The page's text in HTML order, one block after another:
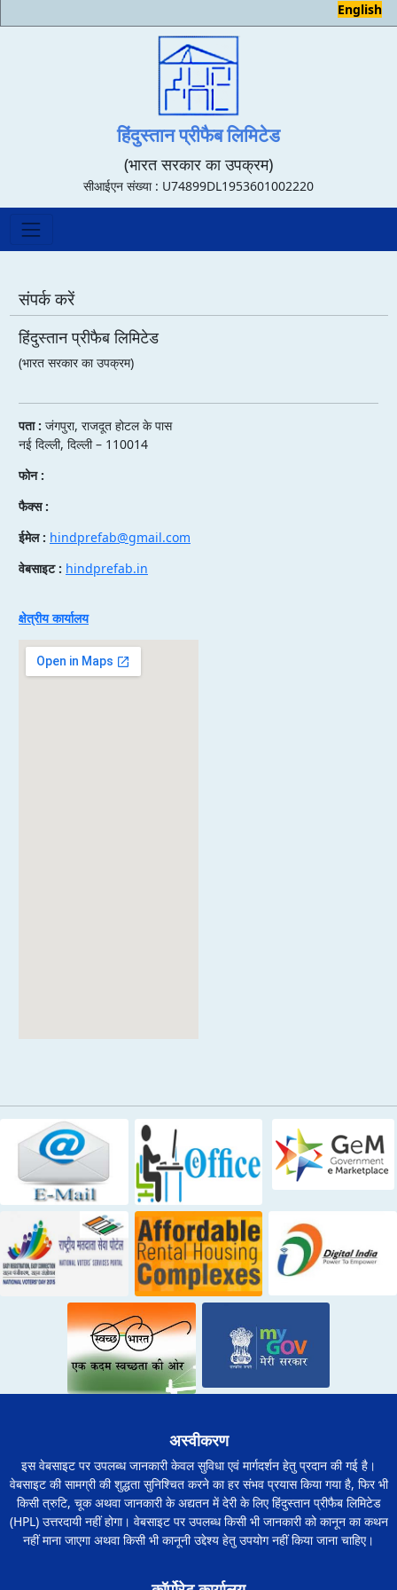
English
हिंदुस्तान प्रीफैब लिमिटेड
(भारत सरकार का उपक्रम)
सीआईएन संख्या : U74899DL1953601002220
संपर्क करें
हिंदुस्तान प्रीफैब लिमिटेड
(भारत सरकार का उपक्रम)
पता : जंगपुरा, राजदूत होटल के पास
नई दिल्ली, दिल्ली – 110014
फोन :
फैक्स :
ईमेल : hindprefab@gmail.com
वेबसाइट : hindprefab.in
क्षेत्रीय कार्यालय
अस्वीकरण
इस वेबसाइट पर उपलब्ध जानकारी केवल सुविधा एवं मार्गदर्शन हेतु प्रदान की गई है।
वेबसाइट की सामग्री की शुद्धता सुनिश्चित करने का हर संभव प्रयास किया गया है, फिर भी
किसी त्रुटि, चूक अथवा जानकारी के अद्यतन में देरी के लिए हिंदुस्तान प्रीफैब लिमिटेड
(HPL) उत्तरदायी नहीं होगा। वेबसाइट पर उपलब्ध किसी भी जानकारी को कानून का कथन
नहीं माना जाएगा अथवा किसी भी कानूनी उद्देश्य हेतु उपयोग नहीं किया जाना चाहिए।